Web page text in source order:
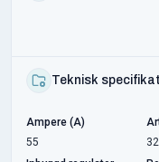
Teknisk
Ampere (A)
55